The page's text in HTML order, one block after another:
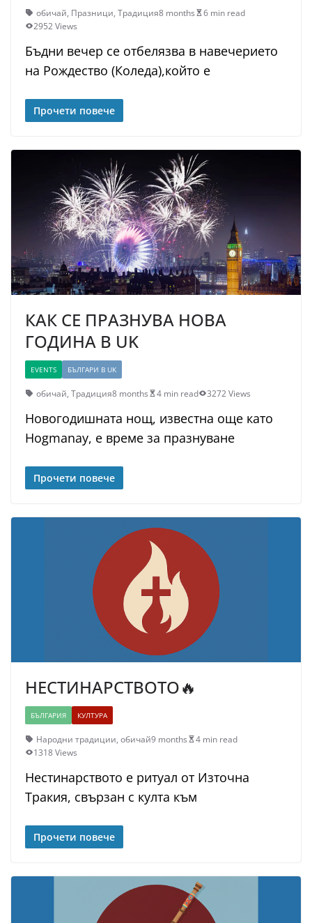
обичай, Празници, Традиция8 months
6 min read
2952 Views
Бъдни вечер се отбелязва в навечерието
на Рождество (Коледа),който е
Прочети повече
КАК СЕ ПРАЗНУВА НОВА
ГОДИНА В UK
EVENTS БЪЛГАРИ В UK
обичай, Традиция8 months 4 min read 3272 Views
Новогодишната нощ, известна още като
Hogmanay, е време за празнуване
Прочети повече
НЕСТИНАРСТВОТО🔥
БЪЛГАРИЯ КУЛТУРА
Народни традиции, обичай9 months
4 min read
1318 Views
Нестинарството е ритуал от Източна
Тракия, свързан с култа към
Прочети повече